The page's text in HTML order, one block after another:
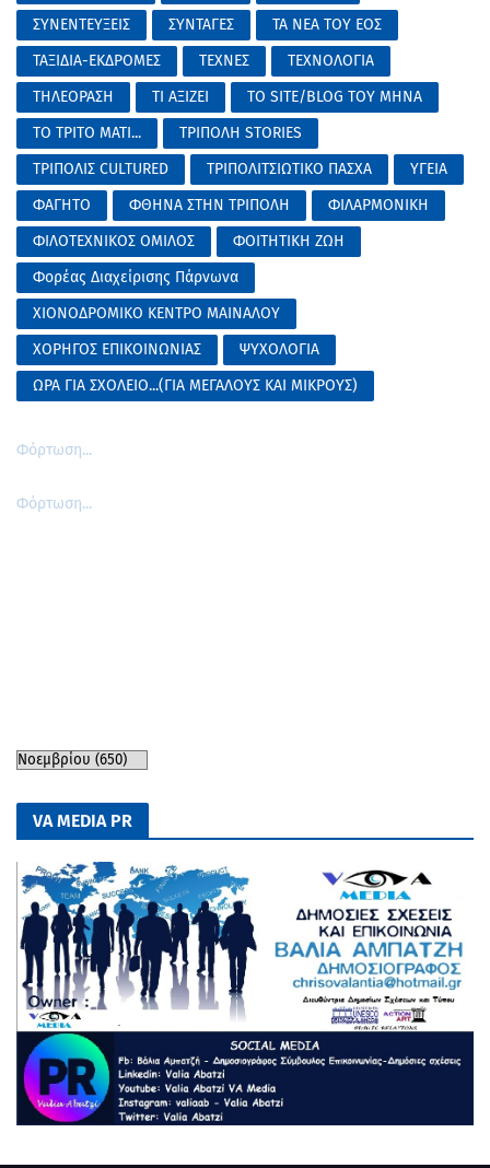
ΣΥΝΕΝΤΕΥΞΕΙΣ
ΣΥΝΤΑΓΕΣ
ΤΑ ΝΕΑ ΤΟΥ ΕΟΣ
ΤΑΞΙΔΙΑ-ΕΚΔΡΟΜΕΣ
ΤΕΧΝΕΣ
ΤΕΧΝΟΛΟΓΙΑ
ΤΗΛΕΟΡΑΣΗ
ΤΙ ΑΞΙΖΕΙ
ΤΟ SITE/BLOG ΤΟΥ ΜΗΝΑ
ΤΟ ΤΡΙΤΟ ΜΑΤΙ...
ΤΡΙΠΟΛΗ STORIES
ΤΡΙΠΟΛΙΣ CULTURED
ΤΡΙΠΟΛΙΤΣΙΩΤΙΚΟ ΠΑΣΧΑ
ΥΓΕΙΑ
ΦΑΓΗΤΟ
ΦΘΗΝΑ ΣΤΗΝ ΤΡΙΠΟΛΗ
ΦΙΛΑΡΜΟΝΙΚΗ
ΦΙΛΟΤΕΧΝΙΚΟΣ ΟΜΙΛΟΣ
ΦΟΙΤΗΤΙΚΗ ΖΩΗ
Φορέας Διαχείρισης Πάρνωνα
ΧΙΟΝΟΔΡΟΜΙΚΟ ΚΕΝΤΡΟ ΜΑΙΝΑΛΟΥ
ΧΟΡΗΓΟΣ ΕΠΙΚΟΙΝΩΝΙΑΣ
ΨΥΧΟΛΟΓΙΑ
ΩΡΑ ΓΙΑ ΣΧΟΛΕΙΟ...(ΓΙΑ ΜΕΓΑΛΟΥΣ ΚΑΙ ΜΙΚΡΟΥΣ)
Φόρτωση...
Φόρτωση...
VA MEDIA PR